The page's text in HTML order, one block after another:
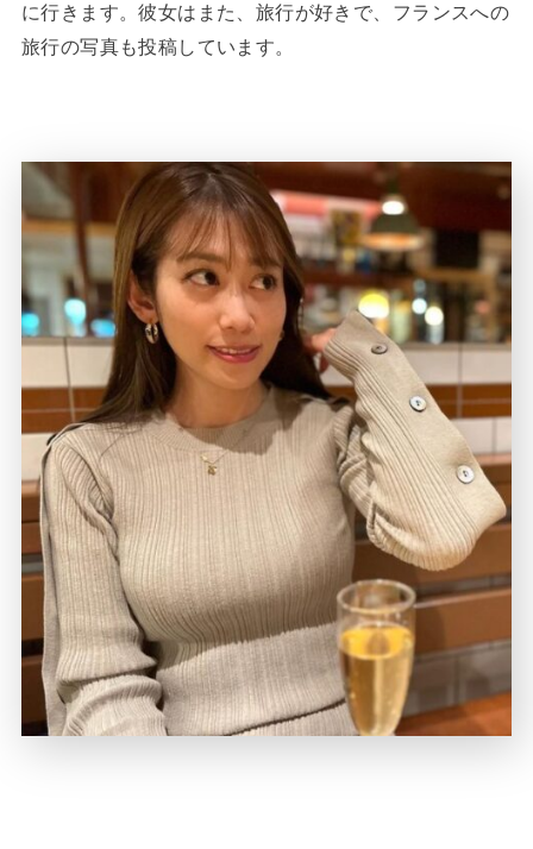
に行きます。彼女はまた、旅行が好きで、フランスへの
旅行の写真も投稿しています。